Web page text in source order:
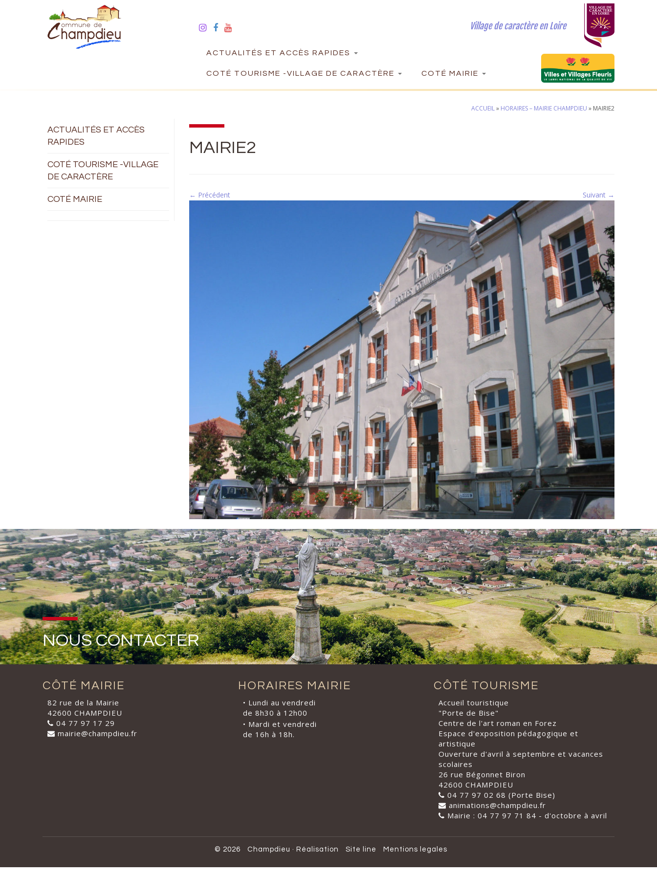
Village de caractère en Loire
ACTUALITÉS ET ACCÈS RAPIDES
COTÉ TOURISME -VILLAGE DE CARACTÈRE COTÉ MAIRIE
ACCUEIL» HORAIRES – MAIRIE CHAMPDIEU » MAIRIE2
ACTUALITÉS ET ACCÈS
RAPIDES
COTÉ TOURISME -VILLAGE
DE CARACTÈRE
COTÉ MAIRIE
MAIRIE2
← Précédent Suivant →
NOUS CONTACTER
CÔTÉ MAIRIE
82 rue de la Mairie
42600 CHAMPDIEU
04 77 97 17 29
mairie@champdieu.fr
HORAIRES MAIRIE
• Lundi au vendredi
de 8h30 à 12h00
• Mardi et vendredi
de 16h à 18h.
CÔTÉ TOURISME
Accueil touristique
"Porte de Bise"
Centre de l'art roman en Forez
Espace d'exposition pédagogique et
artistique
Ouverture d'avril à septembre et vacances
scolaires
26 rue Bégonnet Biron
42600 CHAMPDIEU
04 77 97 02 68 (Porte Bise)
animations@champdieu.fr
Mairie : 04 77 97 71 84 - d'octobre à avril
© 2026 Champdieu · Réalisation Site line Mentions legales